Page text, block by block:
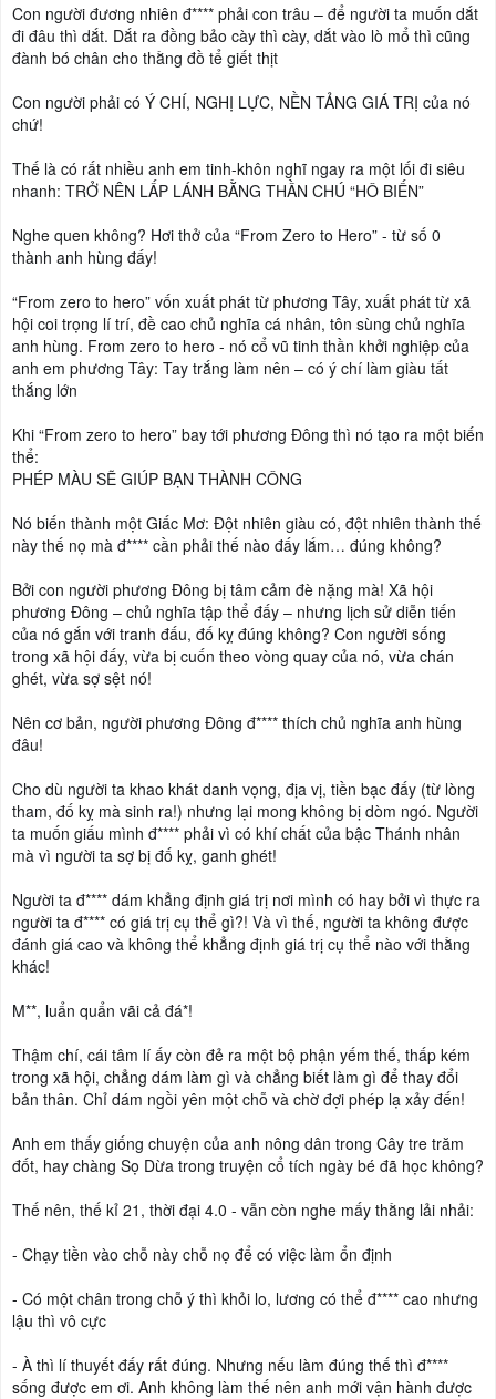
Con người đương nhiên đ**** phải con trâu – để người ta muốn dắt
đi đâu thì dắt. Dắt ra đồng bảo cày thì cày, dắt vào lò mổ thì cũng
đành bó chân cho thằng đồ tể giết thịt
Con người phải có Ý CHÍ, NGHỊ LỰC, NỀN TẢNG GIÁ TRỊ của nó
chứ!
Thế là có rất nhiều anh em tinh-khôn nghĩ ngay ra một lối đi siêu
nhanh: TRỞ NÊN LẤP LÁNH BẰNG THẦN CHÚ “HÔ BIẾN”
Nghe quen không? Hơi thở của “From Zero to Hero” - từ số 0
thành anh hùng đấy!
“From zero to hero” vốn xuất phát từ phương Tây, xuất phát từ xã
hội coi trọng lí trí, đề cao chủ nghĩa cá nhân, tôn sùng chủ nghĩa
anh hùng. From zero to hero - nó cổ vũ tinh thần khởi nghiệp của
anh em phương Tây: Tay trắng làm nên – có ý chí làm giàu tất
thắng lớn
Khi “From zero to hero” bay tới phương Đông thì nó tạo ra một biến
thể:
PHÉP MÀU SẼ GIÚP BẠN THÀNH CÔNG
Nó biến thành một Giấc Mơ: Đột nhiên giàu có, đột nhiên thành thế
này thế nọ mà đ**** cần phải thế nào đấy lắm… đúng không?
Bởi con người phương Đông bị tâm cảm đè nặng mà! Xã hội
phương Đông – chủ nghĩa tập thể đấy – nhưng lịch sử diễn tiến
của nó gắn với tranh đấu, đố kỵ đúng không? Con người sống
trong xã hội đấy, vừa bị cuốn theo vòng quay của nó, vừa chán
ghét, vừa sợ sệt nó!
Nên cơ bản, người phương Đông đ**** thích chủ nghĩa anh hùng
đâu!
Cho dù người ta khao khát danh vọng, địa vị, tiền bạc đấy (từ lòng
tham, đố kỵ mà sinh ra!) nhưng lại mong không bị dòm ngó. Người
ta muốn giấu mình đ**** phải vì có khí chất của bậc Thánh nhân
mà vì người ta sợ bị đố kỵ, ganh ghét!
Người ta đ**** dám khẳng định giá trị nơi mình có hay bởi vì thực ra
người ta đ**** có giá trị cụ thể gì?! Và vì thế, người ta không được
đánh giá cao và không thể khẳng định giá trị cụ thể nào với thằng
khác!
M**, luẩn quẩn vãi cả đá*!
Thậm chí, cái tâm lí ấy còn đẻ ra một bộ phận yếm thế, thấp kém
trong xã hội, chẳng dám làm gì và chẳng biết làm gì để thay đổi
bản thân. Chỉ dám ngồi yên một chỗ và chờ đợi phép lạ xảy đến!
Anh em thấy giống chuyện của anh nông dân trong Cây tre trăm
đốt, hay chàng Sọ Dừa trong truyện cổ tích ngày bé đã học không?
Thế nên, thế kỉ 21, thời đại 4.0 - vẫn còn nghe mấy thằng lải nhải:
- Chạy tiền vào chỗ này chỗ nọ để có việc làm ổn định
- Có một chân trong chỗ ý thì khỏi lo, lương có thể đ**** cao nhưng
lậu thì vô cực
- À thì lí thuyết đấy rất đúng. Nhưng nếu làm đúng thế thì đ****
sống được em ơi. Anh không làm thế nên anh mới vận hành được